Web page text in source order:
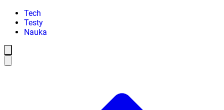
Tech
Testy
Nauka